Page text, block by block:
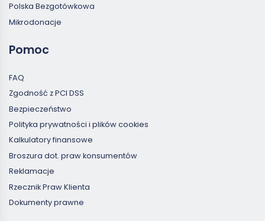
Polska Bezgotówkowa
Mikrodonacje
Pomoc
FAQ
Zgodność z PCI DSS
Bezpieczeństwo
Polityka prywatności i plików cookies
Kalkulatory finansowe
Broszura dot. praw konsumentów
Reklamacje
Rzecznik Praw Klienta
Dokumenty prawne